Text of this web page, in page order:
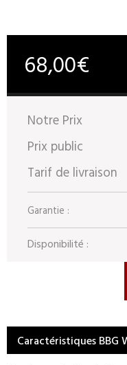
68,00€
Notre Prix
Prix public
Tarif de livraison
Garantie :
Disponibilité :
Caractéristiques BBG